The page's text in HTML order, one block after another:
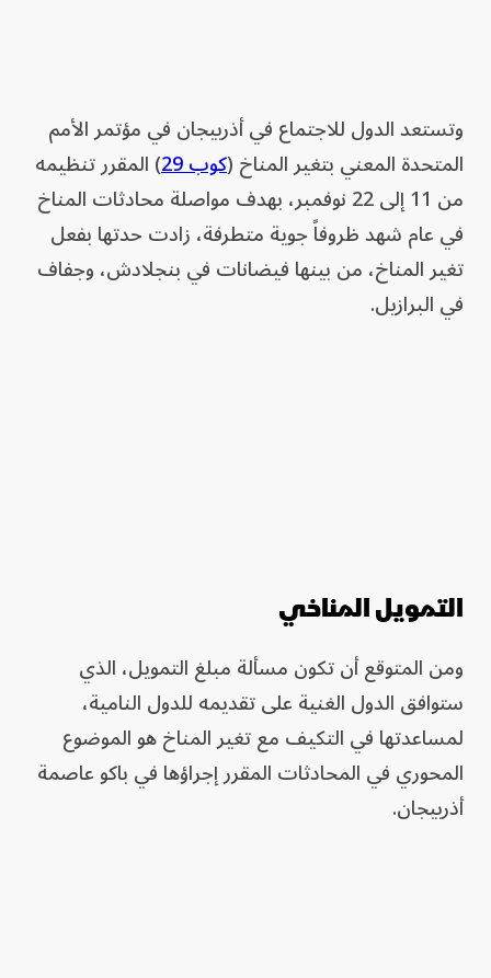
وتستعد الدول للاجتماع في أذربيجان في مؤتمر الأمم
المتحدة المعني بتغير المناخ (كوب 29 ) المقرر تنظيمه
من 11 إلى 22 نوفمبر، بهدف مواصلة محادثات المناخ
في عام شهد ظروفاً جوية متطرفة، زادت حدتها بفعل
تغير المناخ، من بينها فيضانات في بنجلادش، وجفاف
في البرازيل.
التمويل المناخي
ومن المتوقع أن تكون مسألة مبلغ التمويل، الذي
ستوافق الدول الغنية على تقديمه للدول النامية،
لمساعدتها في التكيف مع تغير المناخ هو الموضوع
المحوري في المحادثات المقرر إجراؤها في باكو عاصمة
أذربيجان.